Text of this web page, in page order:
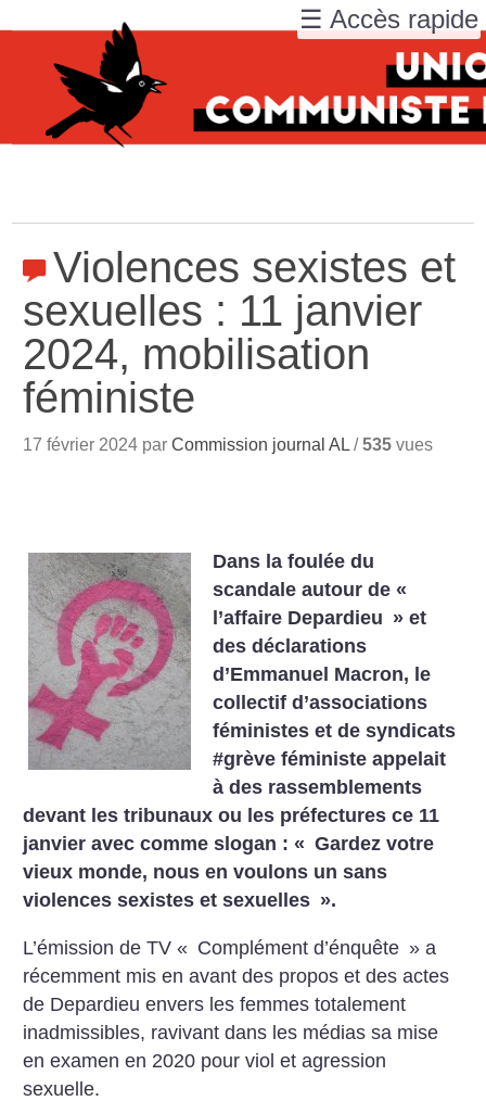
Violences sexistes et
sexuelles : 11 janvier
2024, mobilisation
féministe
17 février 2024 parCommission journal AL /535 vues
Dans la foulée du
scandale autour de «
l’affaire Depardieu » et
des déclarations
d’Emmanuel Macron, le
collectif d’associations
féministes et de syndicats
#grève féministe appelait
à des rassemblements
devant les tribunaux ou les préfectures ce 11
janvier avec comme slogan : « Gardez votre
vieux monde, nous en voulons un sans
violences sexistes et sexuelles ».
L’émission de TV « Complément d’énquête » a
récemment mis en avant des propos et des actes
de Depardieu envers les femmes totalement
inadmissibles, ravivant dans les médias sa mise
en examen en 2020 pour viol et agression
sexuelle.
☰ Accès rapide